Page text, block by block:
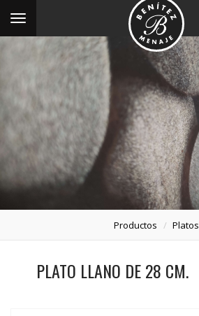
Toggle
navigation
Productos Platos
PLATO LLANO DE 28 CM.